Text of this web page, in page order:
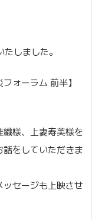
しました。
ォーラム 前半】
様、上妻寿美様を
をしていただきま
セージも上映させ